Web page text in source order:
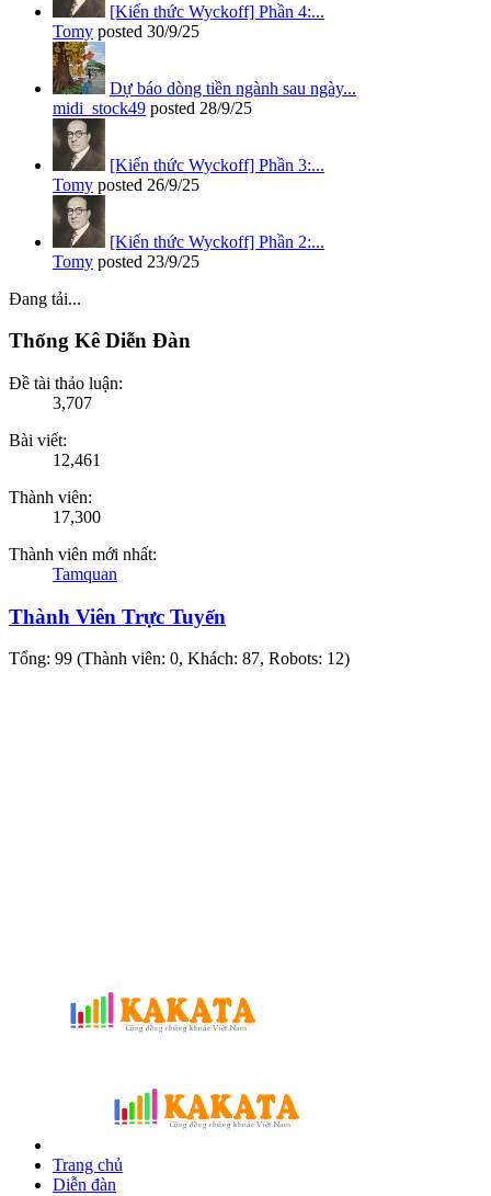
[Kiến thức Wyckoff] Phần 4:...
Tomy posted 30/9/25
Dự báo dòng tiền ngành sau ngày...
midi_stock49 posted 28/9/25
[Kiến thức Wyckoff] Phần 3:...
Tomy posted 26/9/25
[Kiến thức Wyckoff] Phần 2:...
Tomy posted 23/9/25
Đang tải...
Thống Kê Diễn Đàn
Đề tài thảo luận:
3,707
Bài viết:
12,461
Thành viên:
17,300
Thành viên mới nhất:
Tamquan
Thành Viên Trực Tuyến
Tổng: 99 (Thành viên: 0, Khách: 87, Robots: 12)
Trang chủ
Diễn đàn